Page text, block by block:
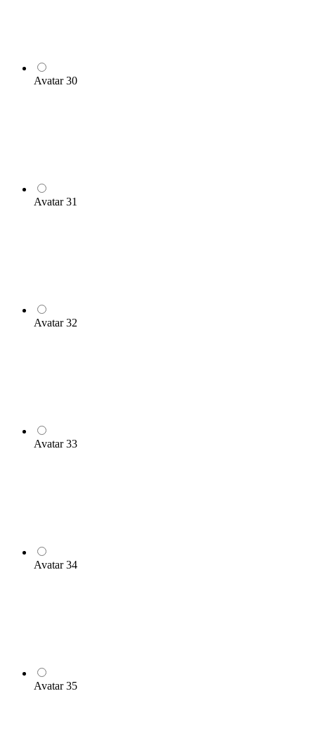
Avatar 30
Avatar 31
Avatar 32
Avatar 33
Avatar 34
Avatar 35